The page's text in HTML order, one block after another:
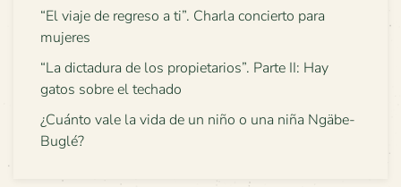
“El viaje de regreso a ti”. Charla concierto para
mujeres
“La dictadura de los propietarios”. Parte II: Hay
gatos sobre el techado
¿Cuánto vale la vida de un niño o una niña Ngäbe-
Buglé?